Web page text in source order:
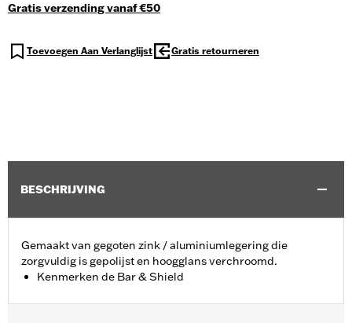
Gratis verzending vanaf €50
Toevoegen Aan Verlanglijst Gratis retourneren
BESCHRIJVING
Gemaakt van gegoten zink / aluminiumlegering die
zorgvuldig is gepolijst en hoogglans verchroomd.
Kenmerken de Bar & Shield